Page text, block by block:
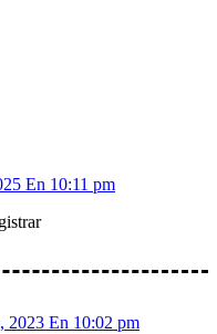
En 10:11 pm
2023 En 10:02 pm